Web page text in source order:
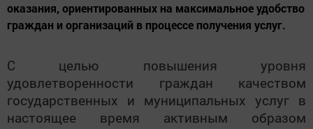
оказания, ориентированных на максимальное удобство
граждан и организаций в процессе получения услуг.
С целью повышения уровня
удовлетворенности граждан качеством
государственных и муниципальных услуг в
настоящее время активным образом